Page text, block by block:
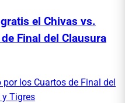
el Chivas vs.
Final del Clausura
los Cuartos de Final del
y Tigres